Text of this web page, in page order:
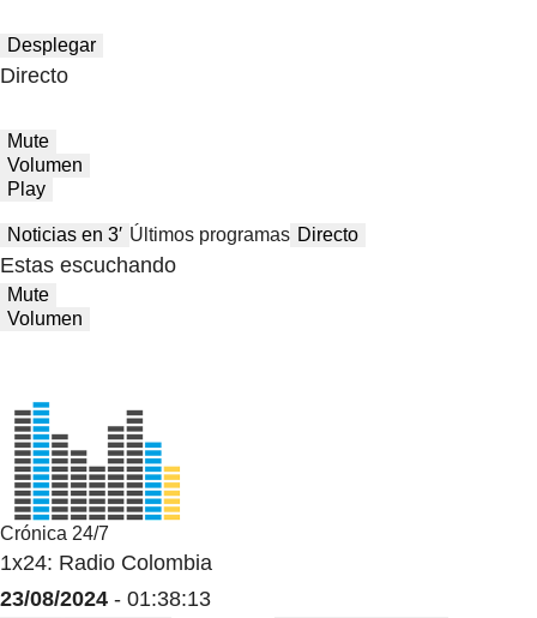
Desplegar
Directo
Mute
Volumen
Play
Noticias en 3′ Últimos programas Directo
Estas escuchando
Mute
Volumen
Crónica 24/7
1x24: Radio Colombia
23/08/2024 - 01:38:13